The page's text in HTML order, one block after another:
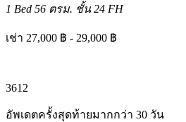
1 Bed 56 ตรม. ชั้น 24 FH
เช่า 27,000 ฿ - 29,000 ฿
3612
อัพเดตครั้งสุดท้ายมากกว่า 30 วัน